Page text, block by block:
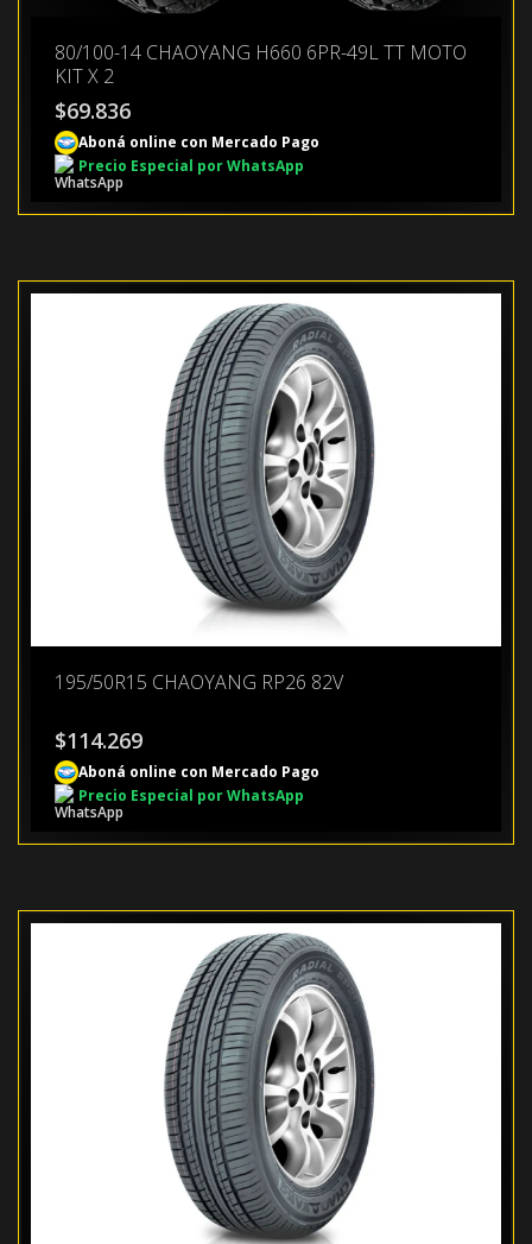
80/100-14 CHAOYANG H660 6PR-49L TT MOTO
KIT X 2
$69.836
Aboná online con Mercado Pago
Precio Especial por WhatsApp
195/50R15 CHAOYANG RP26 82V
$114.269
Aboná online con Mercado Pago
Precio Especial por WhatsApp